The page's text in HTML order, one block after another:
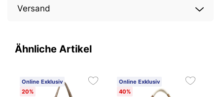
Versand
Ähnliche Artikel
Online Exklusiv
20%
Online Exklusiv
40%